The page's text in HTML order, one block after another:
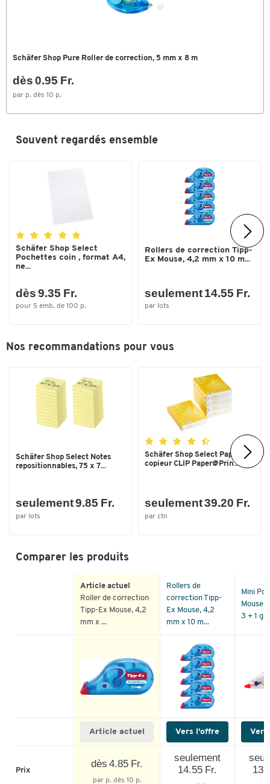
Schäfer Shop Pure Roller de correction, 5 mm x 8 m
dès 0.95 Fr.
par p. dès 10 p.
Souvent regardés ensemble
Schäfer Shop Select
Pochettes coin , format A4,
ne...
dès 9.35 Fr.
pour 5 emb. de 100 p.
Rollers de correction Tipp-
Ex Mouse, 4,2 mm x 10 m...
seulement 14.55 Fr.
par lots
Nos recommandations pour vous
Schäfer Shop Select Notes
repositionnables, 75 x 7...
seulement 9.85 Fr.
par lots
Schäfer Shop Select Papier
copieur CLIP Paper@Prin...
seulement 39.20 Fr.
par ctn
Comparer les produits
Article actuel
Roller de correction
Tipp-Ex Mouse, 4,2
mm x ...
Rollers de
correction Tipp-
Ex Mouse, 4,2
mm x 10 m...
Mini
Mouse
3 + 1
Article actuel Vers l'offre
Prix
dès 4.85 Fr.
par p. dès 10 p.
seulement
14.55 Fr.
Toucher deux fois pour zoomer